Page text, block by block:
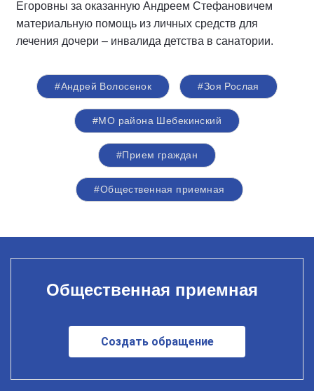
Егоровны за оказанную Андреем Стефановичем
материальную помощь из личных средств для
лечения дочери – инвалида детства в санатории.
#Андрей Волосенок #Зоя Рослая
#МО района Шебекинский
#Прием граждан
#Общественная приемная
Общественная приемная
Создать обращение